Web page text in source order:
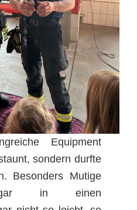
Equipment
sondern durfte
Besonders Mutige
in einen